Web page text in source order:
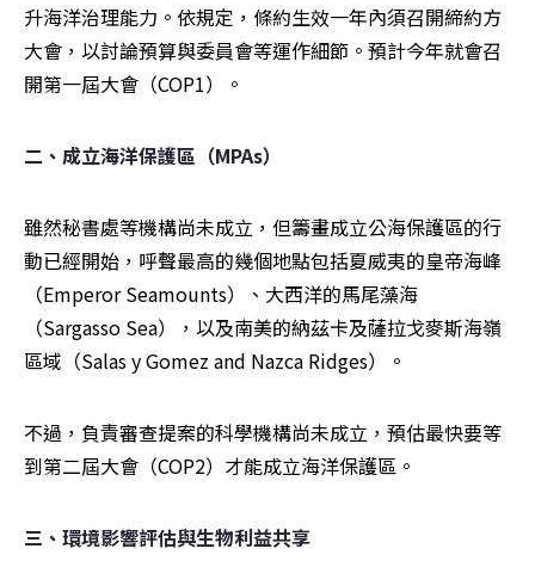
升海洋治理能力。依規定，條約生效一年內須召開締約方
大會，以討論預算與委員會等運作細節。預計今年就會召
開第一屆大會（COP1）。
二、成立海洋保護區（MPAs）
雖然秘書處等機構尚未成立，但籌畫成立公海保護區的行
動已經開始，呼聲最高的幾個地點包括夏威夷的皇帝海峰
（Emperor Seamounts）、大西洋的馬尾藻海
（Sargasso Sea），以及南美的納茲卡及薩拉戈麥斯海嶺
區域（Salas y Gomez and Nazca Ridges）。
不過，負責審查提案的科學機構尚未成立，預估最快要等
到第二屆大會（COP2）才能成立海洋保護區。
三、環境影響評估與生物利益共享